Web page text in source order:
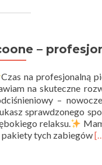
–
Czas na profesjonalną
na skuteczne
–
sprawdzonego
relaksu.
pakiety tych zabiegów